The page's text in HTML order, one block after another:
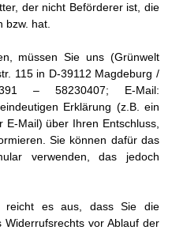
der nicht Beförderer ist, die
bzw. hat.
müssen Sie uns (Grünwelt
115 in D-39112 Magdeburg /
– 58230407; E-Mail:
Erklärung (z.B. ein
Mail) über Ihren Entschluss,
Sie können dafür das
verwenden, das jedoch
reicht es aus, dass Sie die
vor Ablauf der